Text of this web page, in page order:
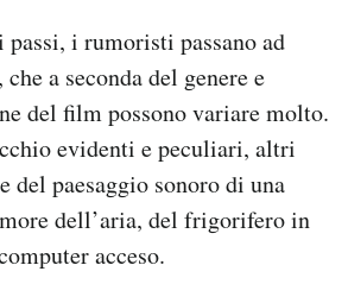
i rumoristi passano ad
a seconda del genere e
del film possono variare molto.
evidenti e peculiari, altri
del paesaggio sonoro di una
dell’aria, del frigorifero in
acceso.